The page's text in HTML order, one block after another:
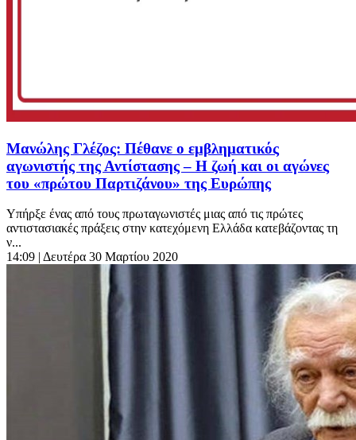
Μανώλης Γλέζος: Πέθανε ο εμβληματικός
αγωνιστής της Αντίστασης – Η ζωή και οι αγώνες
του «πρώτου Παρτιζάνου» της Ευρώπης
Υπήρξε ένας από τους πρωταγωνιστές μιας από τις πρώτες
αντιστασιακές πράξεις στην κατεχόμενη Ελλάδα κατεβάζοντας τη
ν...
14:09 | Δευτέρα 30 Μαρτίου 2020